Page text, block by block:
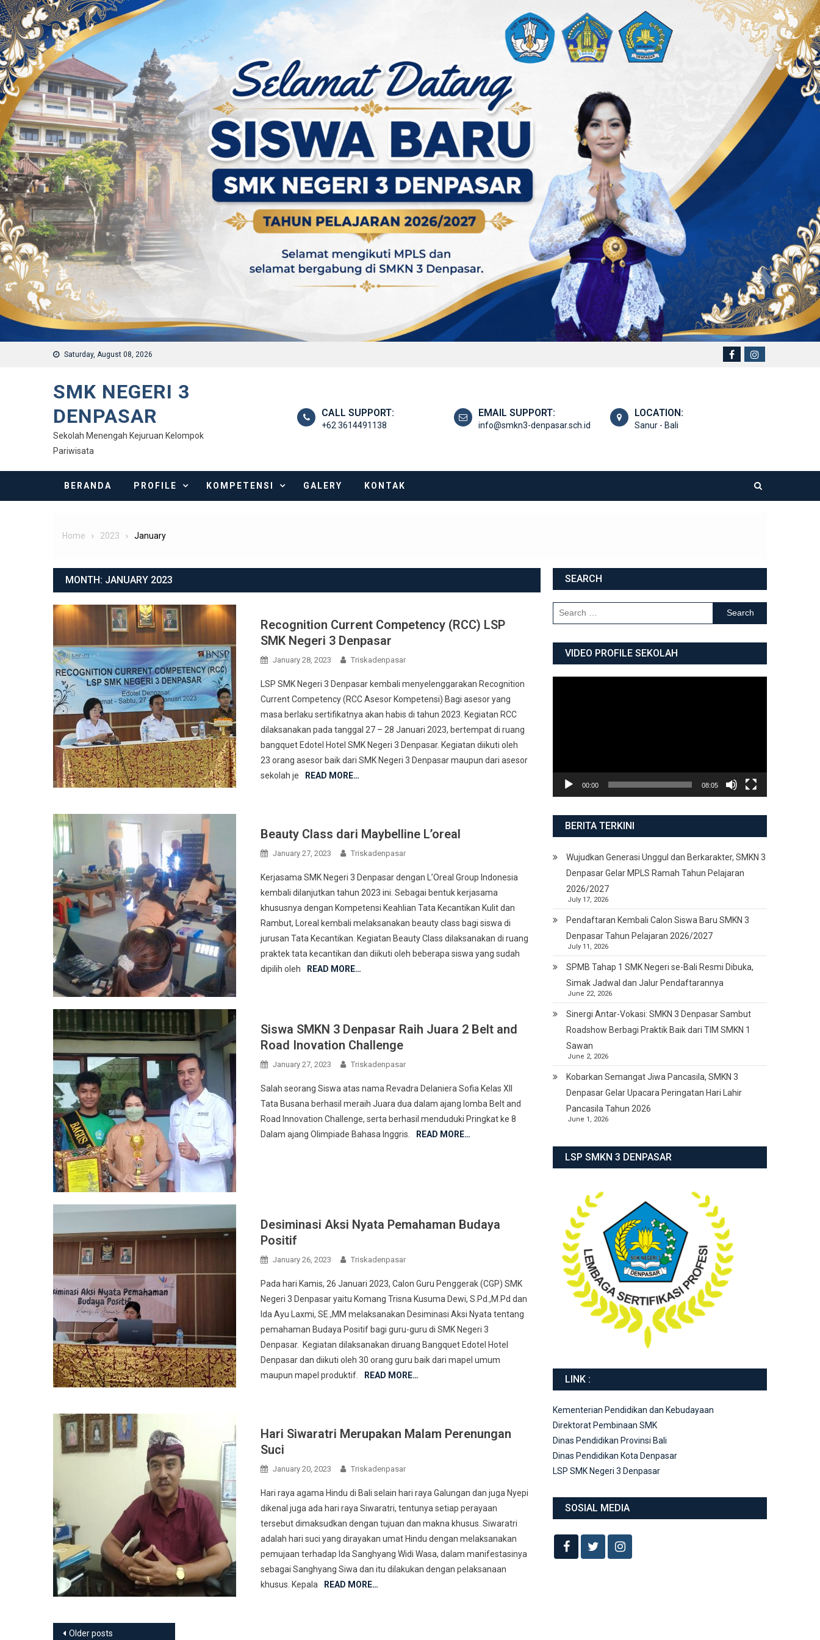
Skip to content
Saturday, August 08, 2026
SMK NEGERI 3
DENPASAR
Sekolah Menengah Kejuruan Kelompok
Pariwisata
CALL SUPPORT:
+62 3614491138
EMAIL SUPPORT:
info@smkn3-denpasar.sch.id
LOCATION:
Sanur - Bali
BERANDA PROFILE KOMPETENSI GALERY KONTAK
Home 2023 January
MONTH: JANUARY 2023
Recognition Current Competency (RCC) LSP
SMK Negeri 3 Denpasar
January 28, 2023 Triskadenpasar
LSP SMK Negeri 3 Denpasar kembali menyelenggarakan Recognition
Current Competency (RCC Asesor Kompetensi) Bagi asesor yang
masa berlaku sertifikatnya akan habis di tahun 2023. Kegiatan RCC
dilaksanakan pada tanggal 27 – 28 Januari 2023, bertempat di ruang
bangquet Edotel Hotel SMK Negeri 3 Denpasar. Kegiatan diikuti oleh
23 orang asesor baik dari SMK Negeri 3 Denpasar maupun dari asesor
sekolah je
READ MORE…
Beauty Class dari Maybelline L’oreal
January 27, 2023 Triskadenpasar
Kerjasama SMK Negeri 3 Denpasar dengan L’Oreal Group Indonesia
kembali dilanjutkan tahun 2023 ini. Sebagai bentuk kerjasama
khususnya dengan Kompetensi Keahlian Tata Kecantikan Kulit dan
Rambut, Loreal kembali melaksanakan beauty class bagi siswa di
jurusan Tata Kecantikan. Kegiatan Beauty Class dilaksanakan di ruang
praktek tata kecantikan dan diikuti oleh beberapa siswa yang sudah
dipilih oleh
READ MORE…
Siswa SMKN 3 Denpasar Raih Juara 2 Belt and
Road Inovation Challenge
January 27, 2023 Triskadenpasar
Salah seorang Siswa atas nama Revadra Delaniera Sofia Kelas XII
Tata Busana berhasil meraih Juara dua dalam ajang lomba Belt and
Road Innovation Challenge, serta berhasil menduduki Pringkat ke 8
Dalam ajang Olimpiade Bahasa Inggris.
READ MORE…
Desiminasi Aksi Nyata Pemahaman Budaya
Positif
January 26, 2023 Triskadenpasar
Pada hari Kamis, 26 Januari 2023, Calon Guru Penggerak (CGP) SMK
Negeri 3 Denpasar yaitu Komang Trisna Kusuma Dewi, S.Pd.,M.Pd dan
Ida Ayu Laxmi, SE.,MM melaksanakan Desiminasi Aksi Nyata tentang
pemahaman Budaya Positif bagi guru-guru di SMK Negeri 3
Denpasar. Kegiatan dilaksanakan diruang Bangquet Edotel Hotel
Denpasar dan diikuti oleh 30 orang guru baik dari mapel umum
maupun mapel produktif.
READ MORE…
Hari Siwaratri Merupakan Malam Perenungan
Suci
January 20, 2023 Triskadenpasar
Hari raya agama Hindu di Bali selain hari raya Galungan dan juga Nyepi
dikenal juga ada hari raya Siwaratri, tentunya setiap perayaan
tersebut dimaksudkan dengan tujuan dan makna khusus. Siwaratri
adalah hari suci yang dirayakan umat Hindu dengan melaksanakan
pemujaan terhadap Ida Sanghyang Widi Wasa, dalam manifestasinya
sebagai Sanghyang Siwa dan itu dilakukan dengan pelaksanaan
khusus. Kepala
READ MORE…
Posts navigation
Older posts
SEARCH
Search for:
VIDEO PROFILE SEKOLAH
00:00 08:05
BERITA TERKINI
Wujudkan Generasi Unggul dan Berkarakter, SMKN 3
Denpasar Gelar MPLS Ramah Tahun Pelajaran
2026/2027
July 17, 2026
Pendaftaran Kembali Calon Siswa Baru SMKN 3
Denpasar Tahun Pelajaran 2026/2027
July 11, 2026
SPMB Tahap 1 SMK Negeri se-Bali Resmi Dibuka,
Simak Jadwal dan Jalur Pendaftarannya
June 22, 2026
Sinergi Antar-Vokasi: SMKN 3 Denpasar Sambut
Roadshow Berbagi Praktik Baik dari TIM SMKN 1
Sawan
June 2, 2026
Kobarkan Semangat Jiwa Pancasila, SMKN 3
Denpasar Gelar Upacara Peringatan Hari Lahir
Pancasila Tahun 2026
June 1, 2026
LSP SMKN 3 DENPASAR
LINK :
Kementerian Pendidikan dan Kebudayaan
Direktorat Pembinaan SMK
Dinas Pendidikan Provinsi Bali
Dinas Pendidikan Kota Denpasar
LSP SMK Negeri 3 Denpasar
SOSIAL MEDIA